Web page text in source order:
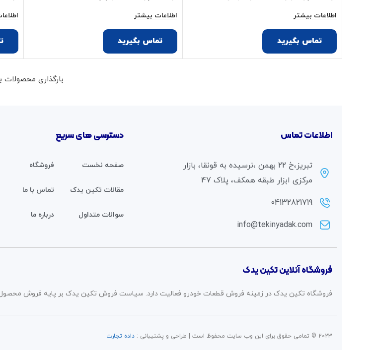
اطلاعات بیشتر
تماس بگیرید
اطلاعات بیشتر
تماس بگیرید
بارگذاری محصولات
اطلاعات تماس
تبریز،خ ۲۲ بهمن ،نرسیده به قونقا، بازار
مرکزی ابزار طبقه همکف، پلاک 47
04132821719
info@tekinyadak.com
دسترسی های سریع
صفحه نخست فروشگاه
مقالات تکین یدک تماس با ما
سوالات متداول درباره ما
فروشگاه آنلاین تکین یدک
فروشگاه تکین یدک در زمینه فروش قطعات خودرو فعالیت دارد. سیاست فروش تکین یدک بر پایه فروش محصول
2023 © تمامی حقوق برای این وب سایت محفوظ است | طراحی و پشتیبانی : داده تجارت